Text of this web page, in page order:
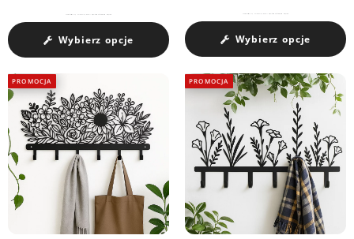
Wybierz opcje Wybierz opcje
PROMOCJA PROMOCJA